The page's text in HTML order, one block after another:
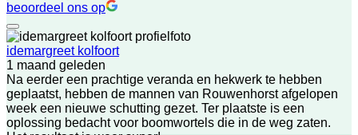
beoordeel ons op
idemargreet kolfoort
1 maand geleden
Na eerder een prachtige veranda en hekwerk te hebben
geplaatst, hebben de mannen van Rouwenhorst afgelopen
week een nieuwe schutting gezet. Ter plaatste is een
oplossing bedacht voor boomwortels die in de weg zaten.